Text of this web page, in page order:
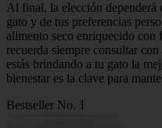
Al final, la elección dependerá
gato y de tus preferencias
alimento seco enriquecido con
recuerda siempre consultar
estás brindando a tu gato la
bienestar es la clave para
Bestseller No. 1